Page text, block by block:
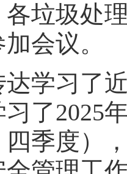
各垃圾处
会议。
习了近
了2025
四季度）